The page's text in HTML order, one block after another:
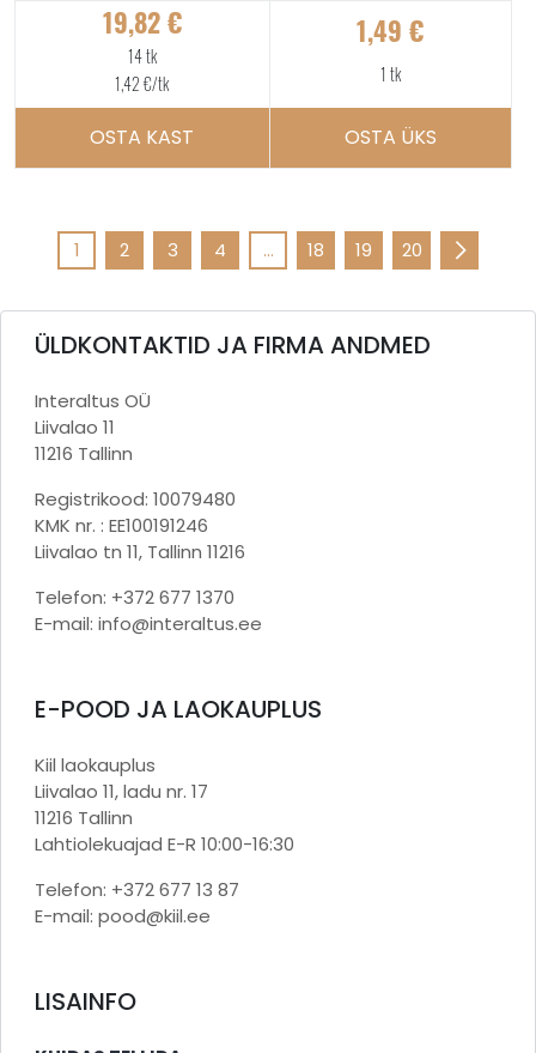
19,82€
14 tk
1,42€/tk
OSTA KAST
1,49€
1 tk
OSTA ÜKS
1 2 3 4 … 18 19 20
ÜLDKONTAKTID JA FIRMA ANDMED
Interaltus OÜ
Liivalao 11
11216 Tallinn
Registrikood: 10079480
KMK nr. : EE100191246
Liivalao tn 11, Tallinn 11216
Telefon: +372 677 1370
E-mail: info@interaltus.ee
E-POOD JA LAOKAUPLUS
Kiil laokauplus
Liivalao 11, ladu nr. 17
11216 Tallinn
Lahtiolekuajad E-R 10:00-16:30
Telefon: +372 677 13 87
E-mail: pood@kiil.ee
LISAINFO